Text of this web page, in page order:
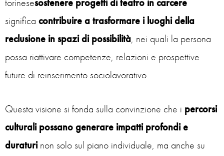
torinesesostenere progetti di teatro in carcere
significa contribuire a trasformare i luoghi della
reclusione in spazi di possibilità, nei quali la persona
possa riattivare competenze, relazioni e prospettive
future di reinserimento sociolavorativo.
Questa visione si fonda sulla convinzione che i percorsi
culturali possano generare impatti profondie
duraturinon solo sul piano individuale, ma anche su